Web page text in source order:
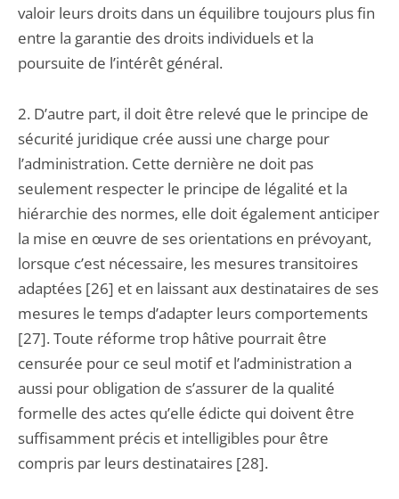
valoir leurs droits dans un équilibre toujours plus fin
entre la garantie des droits individuels et la
poursuite de l’intérêt général.
2. D’autre part, il doit être relevé que le principe de
sécurité juridique crée aussi une charge pour
l’administration. Cette dernière ne doit pas
seulement respecter le principe de légalité et la
hiérarchie des normes, elle doit également anticiper
la mise en œuvre de ses orientations en prévoyant,
lorsque c’est nécessaire, les mesures transitoires
adaptées [26] et en laissant aux destinataires de ses
mesures le temps d’adapter leurs comportements
[27]. Toute réforme trop hâtive pourrait être
censurée pour ce seul motif et l’administration a
aussi pour obligation de s’assurer de la qualité
formelle des actes qu’elle édicte qui doivent être
suffisamment précis et intelligibles pour être
compris par leurs destinataires [28].